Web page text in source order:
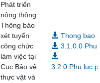
Phát triển
nông thông
Thông báo
xét tuyển
công chức
làm việc tại
Cục Bảo vệ
thực vật và
Thong bao
3.1.0.0 Phu
3.2.0 Phu luc